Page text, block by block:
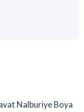
Nalburiye Boya